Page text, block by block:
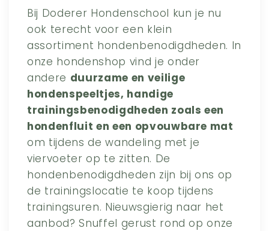
Bij Doderer Hondenschool kun je nu
ook terecht voor een klein
assortiment hondenbenodigdheden. In
onze hondenshop vind je onder
andere duurzame en veilige
hondenspeeltjes, handige
trainingsbenodigdheden zoals een
hondenfluit en een opvouwbare mat
om tijdens de wandeling met je
viervoeter op te zitten. De
hondenbenodigdheden zijn bij ons op
de trainingslocatie te koop tijdens
trainingsuren. Nieuwsgierig naar het
aanbod? Snuffel gerust rond op onze